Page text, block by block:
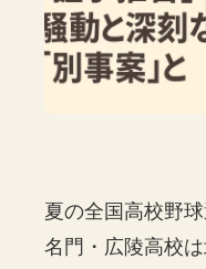
夏の全国高校野
名門・広陵高校